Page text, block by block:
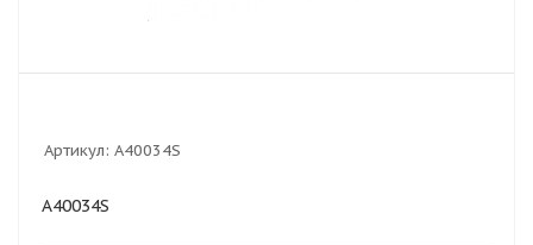
Артикул: A40034S
A40034S